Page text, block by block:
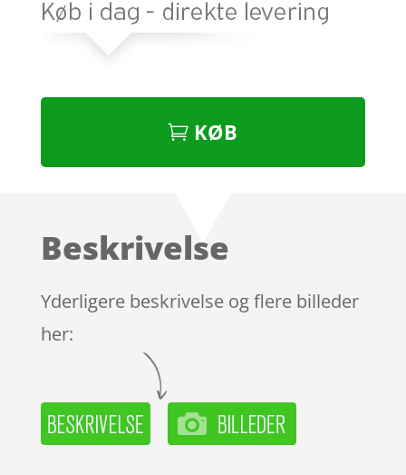
KØB
Beskrivelse
Yderligere beskrivelse og flere billeder
her: